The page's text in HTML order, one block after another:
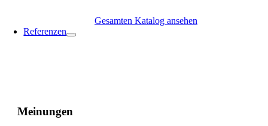
Gesamten Katalog ansehen
Referenzen
Meinungen